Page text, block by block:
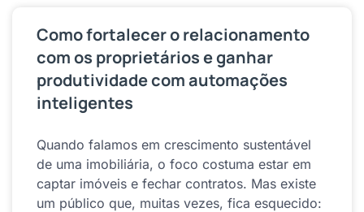
Como fortalecer o relacionamento
com os proprietários e ganhar
produtividade com automações
inteligentes
Quando falamos em crescimento sustentável
de uma imobiliária, o foco costuma estar em
captar imóveis e fechar contratos. Mas existe
um público que, muitas vezes, fica esquecido: